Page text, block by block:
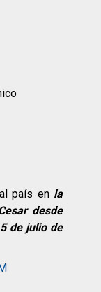
país en la
desde
de julio de